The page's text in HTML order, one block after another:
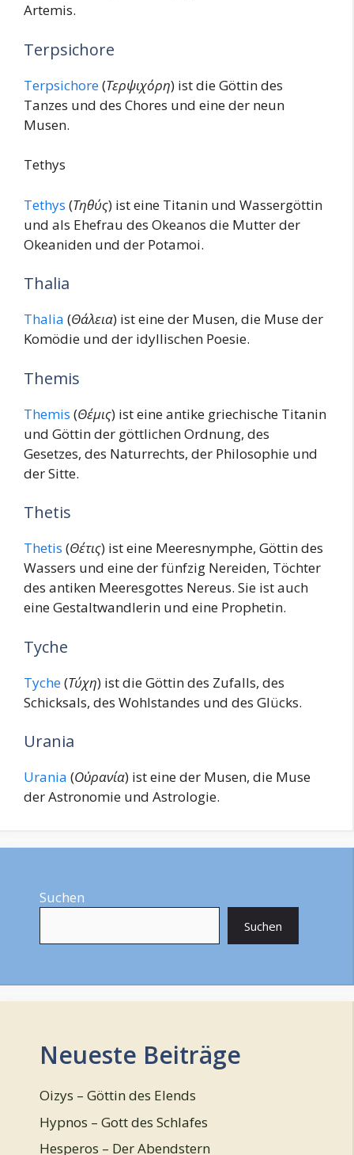
Artemis.
Terpsichore
Terpsichore(Τερψιχόρη) ist die Göttin des
Tanzes und des Chores und eine der neun
Musen.
Tethys
Tethys (Τηθύς) ist eine Titanin und Wassergöttin
und als Ehefrau des Okeanos die Mutter der
Okeaniden und der Potamoi.
Thalia
Thalia (Θάλεια) ist eine der Musen, die Muse der
Komödie und der idyllischen Poesie.
Themis
Themis (Θέμις) ist eine antike griechische Titanin
und Göttin der göttlichen Ordnung, des
Gesetzes, des Naturrechts, der Philosophie und
der Sitte.
Thetis
Thetis (Θέτις) ist eine Meeresnymphe, Göttin des
Wassers und eine der fünfzig Nereiden, Töchter
des antiken Meeresgottes Nereus. Sie ist auch
eine Gestaltwandlerin und eine Prophetin.
Tyche
Tyche(Τύχη) ist die Göttin des Zufalls, des
Schicksals, des Wohlstandes und des Glücks.
Urania
Urania (Οὐρανία) ist eine der Musen, die Muse
der Astronomie und Astrologie.
Suchen
Suchen
Neueste Beiträge
Oizys – Göttin des Elends
Hypnos – Gott des Schlafes
Hesperos – Der Abendstern